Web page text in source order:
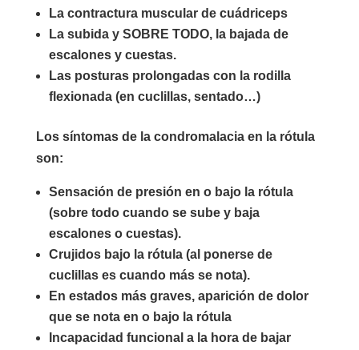
La contractura muscular de cuádriceps
La subida y SOBRE TODO, la bajada de
escalones y cuestas.
Las posturas prolongadas con la rodilla
flexionada (en cuclillas, sentado…)
Los síntomas de la condromalacia en la rótula
son:
Sensación de presión en o bajo la rótula
(sobre todo cuando se sube y baja
escalones o cuestas).
Crujidos bajo la rótula (al ponerse de
cuclillas es cuando más se nota).
En estados más graves, aparición de dolor
que se nota en o bajo la rótula
Incapacidad funcional a la hora de bajar